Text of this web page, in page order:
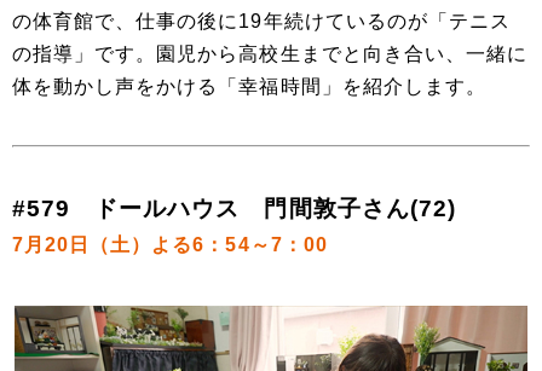
の体育館で、仕事の後に19年続けているのが「テニス
の指導」です。園児から高校生までと向き合い、一緒に
体を動かし声をかける「幸福時間」を紹介します。
#579 ドールハウス 門間敦子さん(72)
7月20日（土）よる6：54～7：00